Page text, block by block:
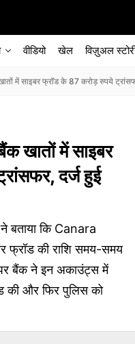
वीडियो खेल विज़ुअल
में साइबर फ्रॉड के 87 करोड़ रुपये
खातों में साइबर
दर्ज हुई
बताया कि Canara
फ्रॉड की राशि समय-समय
बैंक ने इन अकाउंट्स में
की और फिर पुलिस को